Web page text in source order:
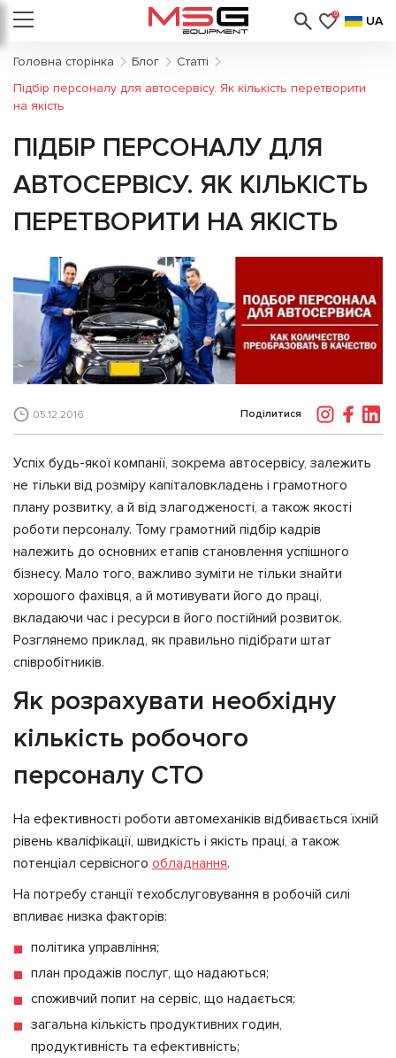
0 UA
Головна сторінка Блог
Статті
Підбір персоналу для автосервісу. Як кількість перетворити
на якість
ПІДБІР ПЕРСОНАЛУ ДЛЯ
АВТОСЕРВІСУ. ЯК КІЛЬКІСТЬ
ПЕРЕТВОРИТИ НА ЯКІСТЬ
05.12.2016 Поділитися
Успіх будь-якої компанії, зокрема автосервісу, залежить
не тільки від розміру капіталовкладень і грамотного
плану розвитку, а й від злагодженості, а також якості
роботи персоналу. Тому грамотний підбір кадрів
належить до основних етапів становлення успішного
бізнесу. Мало того, важливо зуміти не тільки знайти
хорошого фахівця, а й мотивувати його до праці,
вкладаючи час і ресурси в його постійний розвиток.
Розглянемо приклад, як правильно підібрати штат
співробітників.
Як розрахувати необхідну
кількість робочого
персоналу СТО
На ефективності роботи автомеханіків відбивається їхній
рівень кваліфікації, швидкість і якість праці, а також
потенціал сервісного обладнання.
На потребу станції техобслуговування в робочій силі
впливає низка факторів:
політика управління;
план продажів послуг, що надаються;
споживчий попит на сервіс, що надається;
загальна кількість продуктивних годин,
продуктивність та ефективність;